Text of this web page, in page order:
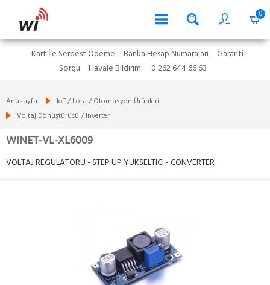
0
Kart İle Serbest Ödeme Banka Hesap Numaraları
Garanti
Sorgu
Havale Bildirimi 0 262 644 66 63
Anasayfa
IoT / Lora / Otomasyon Ürünleri
Voltaj Dönüştürücü / Inverter
WINET-VL-XL6009
VOLTAJ REGULATORU - STEP UP YUKSELTICI - CONVERTER